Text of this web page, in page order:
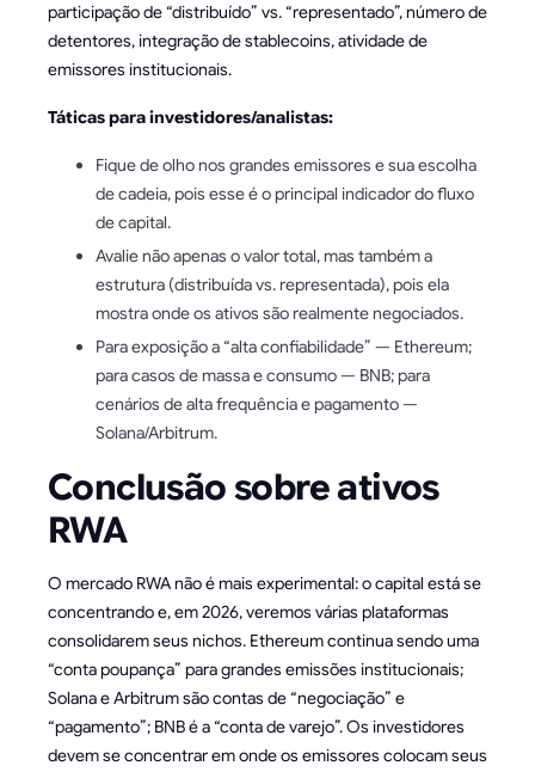
participação de “distribuído” vs. “representado”, número de
detentores, integração de stablecoins, atividade de
emissores institucionais.
Táticas para investidores/analistas:
Fique de olho nos grandes emissores e sua escolha
de cadeia, pois esse é o principal indicador do fluxo
de capital.
Avalie não apenas o valor total, mas também a
estrutura (distribuída vs. representada), pois ela
mostra onde os ativos são realmente negociados.
Para exposição a “alta confiabilidade” — Ethereum;
para casos de massa e consumo — BNB; para
cenários de alta frequência e pagamento —
Solana/Arbitrum.
Conclusão sobre ativos
RWA
O mercado RWA não é mais experimental: o capital está se
concentrando e, em 2026, veremos várias plataformas
consolidarem seus nichos. Ethereum continua sendo uma
“conta poupança” para grandes emissões institucionais;
Solana e Arbitrum são contas de “negociação” e
“pagamento”; BNB é a “conta de varejo”. Os investidores
devem se concentrar em onde os emissores colocam seus